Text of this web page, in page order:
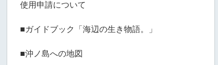
使用申請について
■ガイドブック「海辺の生き物語。」
■沖ノ島への地図